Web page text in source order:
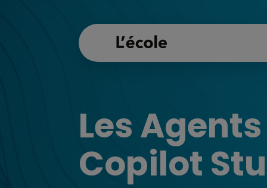
Les
Copilot